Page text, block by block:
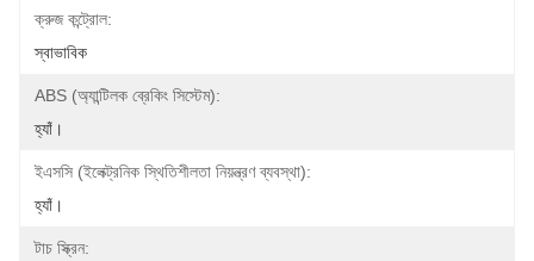
ক্রুজ কন্ট্রোল:
স্বাভাবিক
ABS (অ্যান্টিলক ব্রেকিং সিস্টেম):
হ্যাঁ।
ইএসসি (ইলেক্ট্রনিক স্থিতিশীলতা নিয়ন্ত্রণ ব্যবস্থা):
হ্যাঁ।
টাচ স্ক্রিন: